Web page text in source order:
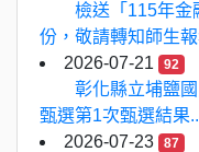
檢送「115年金
份，敬請轉知師生
2026-07-21
92
彰化縣立埔鹽
甄選第1次甄選結果
2026-07-23
87